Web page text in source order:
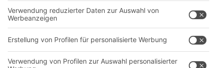
Regalsysteme
Transportsysteme
Dienstleistungen
UnternehmenFollow us